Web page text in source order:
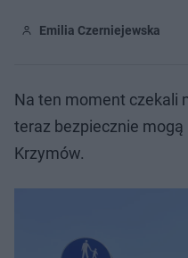
Emilia Czerniejewska
Na ten moment czekali
teraz bezpiecznie
Krzymów.